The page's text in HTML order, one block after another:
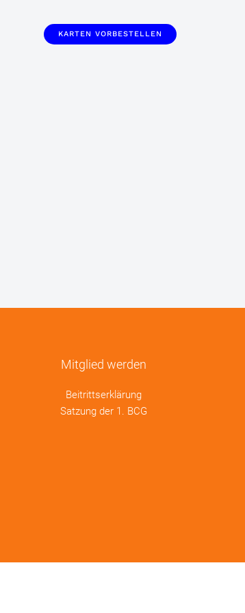
KARTEN VORBESTELLEN
Mitglied werden
Beitrittserklärung
Satzung der 1. BCG